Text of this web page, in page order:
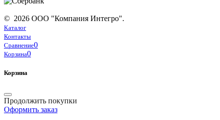
© 2026 ООО "Компания Интегро".
Каталог
Контакты
Сравнение0
Корзина0
Корзина
Продолжить покупки
Оформить заказ